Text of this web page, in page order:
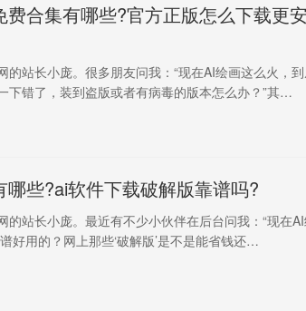
合集有哪些?官方正版怎么下载更
的站长小庞。很多朋友问我：“现在AI绘画这么火，
下错了，装到盗版或者有病毒的版本怎么办？”其…
些?ai软件下载破解版靠谱吗?
的站长小庞。最近有不少小伙伴在后台问我：“现在
好用的？网上那些‘破解版’是不是能省钱还…